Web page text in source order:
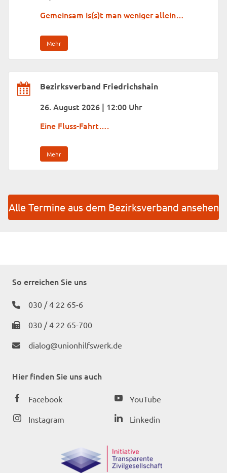
Gemeinsam is(s)t man weniger allein…
Mehr
Bezirksverband Friedrichshain
26. August 2026 | 12:00 Uhr
Eine Fluss-Fahrt….
Mehr
Alle Termine aus dem Bezirksverband ansehen
So erreichen Sie uns
030 / 4 22 65-6
030 / 4 22 65-700
dialog@unionhilfswerk.de
Hier finden Sie uns auch
Facebook
Instagram
YouTube
Linkedin